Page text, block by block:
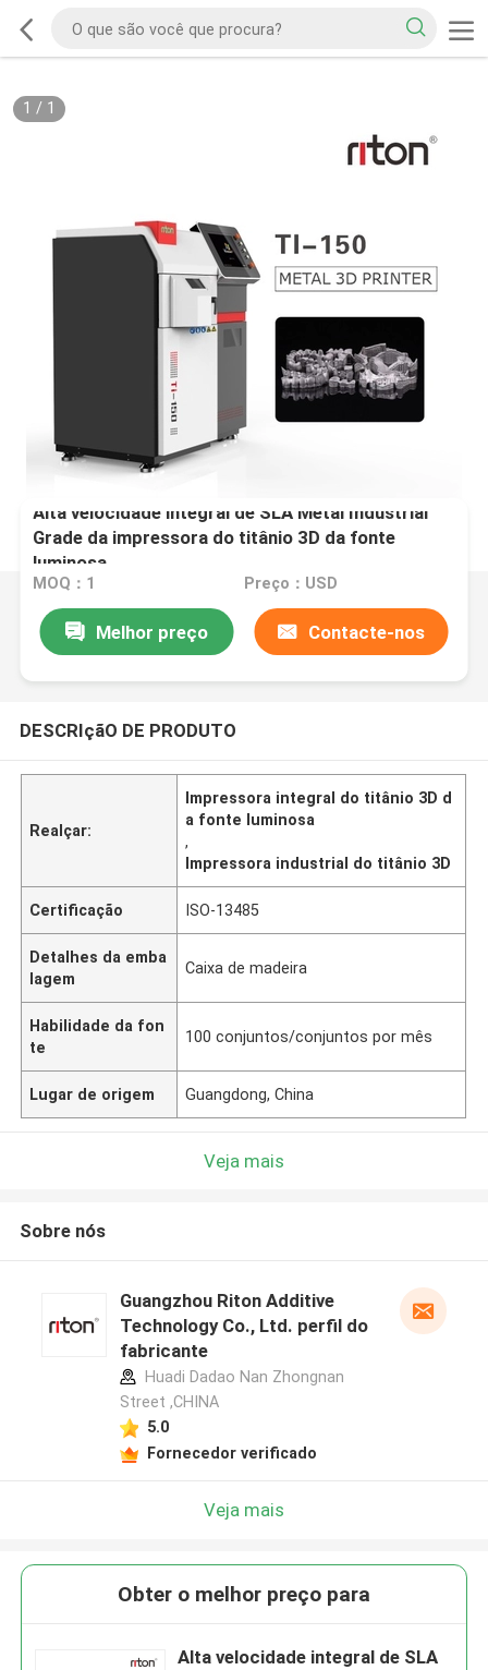
1 / 1
Alta velocidade integral de SLA Metal Industrial
Grade da impressora do titânio 3D da fonte
luminosa
MOQ：1 Preço：USD
Melhor preço Contacte-nos
DESCRIçãO DE PRODUTO
Realçar:
Impressora integral do titânio 3D d
a fonte luminosa
,
Impressora industrial do titânio 3D
Certificação ISO-13485
Detalhes da emba
lagem
Caixa de madeira
Habilidade da fon
te
100 conjuntos/conjuntos por mês
Lugar de origem Guangdong, China
Veja mais
Sobre nós
Guangzhou Riton Additive
Technology Co., Ltd. perfil do
fabricante
Huadi Dadao Nan Zhongnan
Street ,CHINA
5.0
Fornecedor verificado
Veja mais
Obter o melhor preço para
Alta velocidade integral de SLA